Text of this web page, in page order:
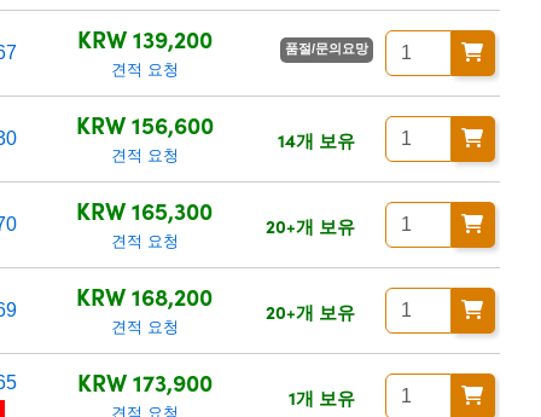
KRW 139,200
견적 요청
품절/문의요망
KRW 156,600
견적 요청
14개 보유
KRW 165,300
견적 요청
20+개 보유
KRW 168,200
견적 요청
20+개 보유
KRW 173,900
견적 요청
1개 보유